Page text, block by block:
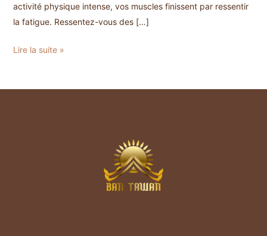
activité physique intense, vos muscles finissent par ressentir
la fatigue. Ressentez-vous des […]
Comment
Lire la suite »